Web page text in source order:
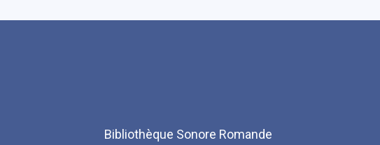
Bibliothèque Sonore Romande